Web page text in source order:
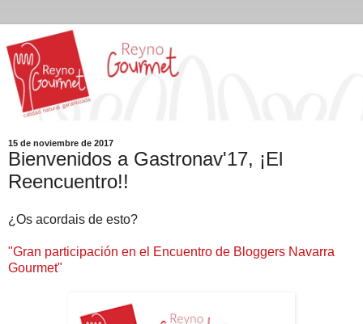
15 de noviembre de 2017
Bienvenidos a Gastronav'17, ¡El
Reencuentro!!
¿Os acordais de esto?
"Gran participación en el Encuentro de Bloggers Navarra
Gourmet"